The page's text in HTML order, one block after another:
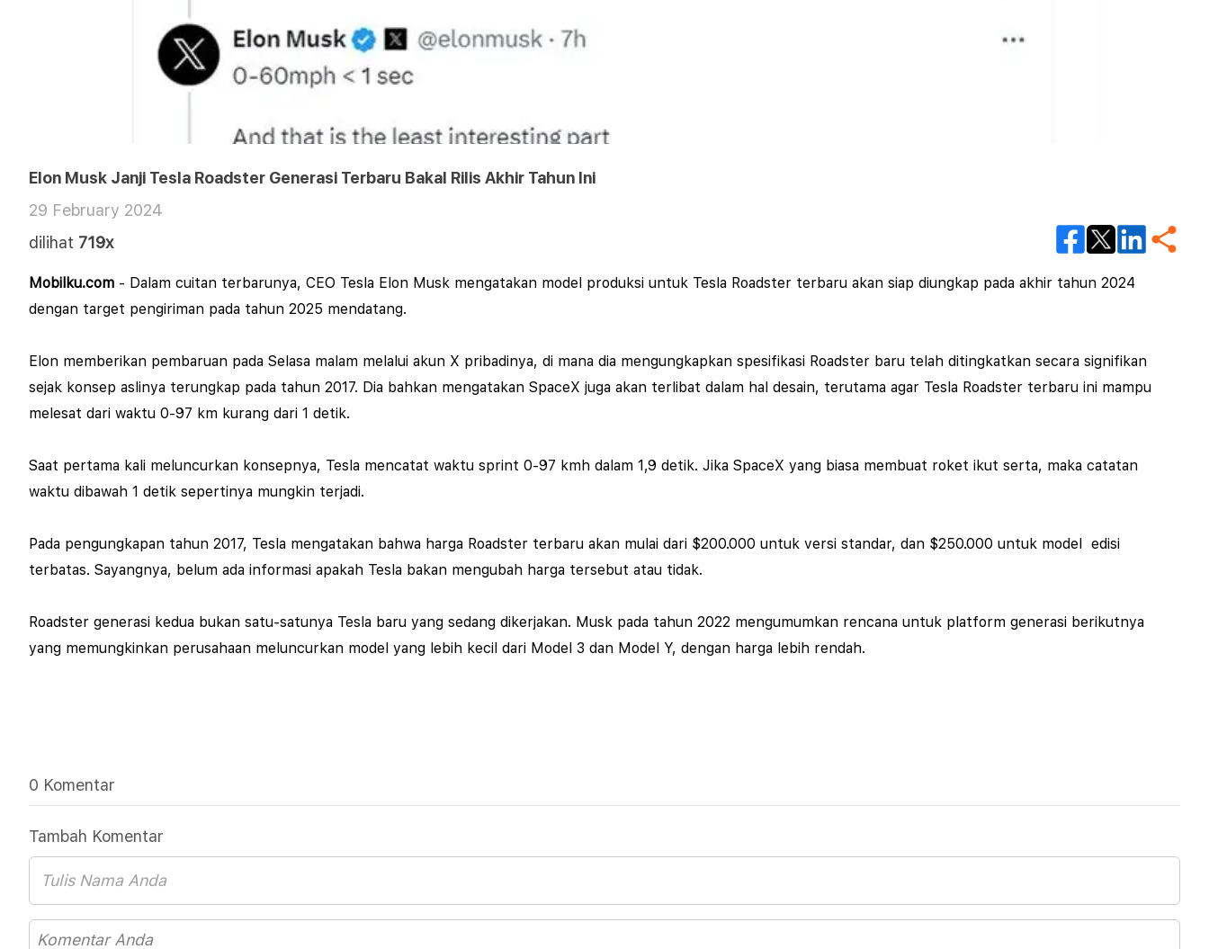
Elon Musk Janji Tesla Roadster Generasi Terbaru Bakal Rilis Akhir Tahun Ini
29 February 2024
dilihat 719x
Mobilku.com - Dalam cuitan terbarunya, CEO Tesla Elon Musk mengatakan model produksi untuk Tesla Roadster terbaru akan siap diungkap pada akhir tahun 2024
dengan target pengiriman pada tahun 2025 mendatang.
Elon memberikan pembaruan pada Selasa malam melalui akun X pribadinya, di mana dia mengungkapkan spesifikasi Roadster baru telah ditingkatkan secara signifikan
sejak konsep aslinya terungkap pada tahun 2017. Dia bahkan mengatakan SpaceX juga akan terlibat dalam hal desain, terutama agar Tesla Roadster terbaru ini mampu
melesat dari waktu 0-97 km kurang dari 1 detik.
Saat pertama kali meluncurkan konsepnya, Tesla mencatat waktu sprint 0-97 kmh dalam 1,9 detik. Jika SpaceX yang biasa membuat roket ikut serta, maka catatan
waktu dibawah 1 detik sepertinya mungkin terjadi.
Pada pengungkapan tahun 2017, Tesla mengatakan bahwa harga Roadster terbaru akan mulai dari $200.000 untuk versi standar, dan $250.000 untuk model edisi
terbatas. Sayangnya, belum ada informasi apakah Tesla bakan mengubah harga tersebut atau tidak.
Roadster generasi kedua bukan satu-satunya Tesla baru yang sedang dikerjakan. Musk pada tahun 2022 mengumumkan rencana untuk platform generasi berikutnya
yang memungkinkan perusahaan meluncurkan model yang lebih kecil dari Model 3 dan Model Y, dengan harga lebih rendah.
0 Komentar
Tambah Komentar